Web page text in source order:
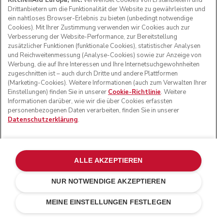
€ 149,25 Kosten einsparen€ 49,75
Drittanbietern um die Funktionalität der Website zu gewährleisten und
ein nahtloses Browser-Erlebnis zu bieten (unbedingt notwendige
Cookies). Mit Ihrer Zustimmung verwenden wir Cookies auch zur
Verbesserung der Website-Performance, zur Bereitstellung
zusätzlicher Funktionen (funktionale Cookies), statistischer Analysen
und Reichweitenmessung (Analyse-Cookies) sowie zur Anzeige von
Werbung, die auf Ihre Interessen und Ihre Internetsuchgewohnheiten
zugeschnitten ist – auch durch Dritte und andere Plattformen
(Marketing-Cookies). Weitere Informationen (auch zum Verwalten Ihrer
Einstellungen) finden Sie in unserer Cookie-Richtlinie. Weitere
Informationen darüber, wie wir die über Cookies erfassten
personenbezogenen Daten verarbeiten, finden Sie in unserer
Datenschutzerklärung.
MEINE EINSTELLUNGEN FESTLEGEN
NUR NOTWENDIGE AKZEPTIEREN
ALLE AKZEPTIEREN